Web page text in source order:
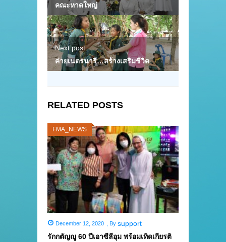
คณะหาดใหญ่
Next post
ค่ายเนตรนารี…สร้างเสริมชีวิต
RELATED POSTS
FMA_NEWS
December 12, 2020 , By support
รักกตัญญู 60 ปีเอาซีลีอุม พร้อมเทิดเกียรติ